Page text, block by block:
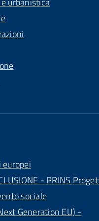
- PRINS
sociale
Generation EU) -